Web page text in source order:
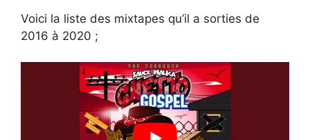
Voici la liste des mixtapes qu’il a sorties de
2016 à 2020 ;